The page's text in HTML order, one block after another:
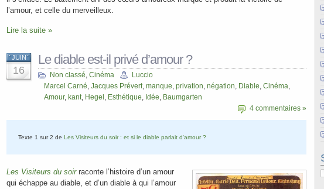
l’amour, et celle du merveilleux.
Lire la suite »
JUIN
16
Le diable est-il privé d’amour ?
Non classé, Cinéma
Luccio
Marcel Carné, Jacques Prévert, manque, privation, négation, Diable, Cinéma,
Amour, kant, Hegel , Esthétique, Idée, Baumgarten
4 commentaires »
Texte 1 sur 2 de Les Visiteurs du soir : et si le diable parlait d'amour ?
Les Visiteurs du soirraconte l’histoire d’un amour
qui échappe au diable, et d’un diable à qui l’amour